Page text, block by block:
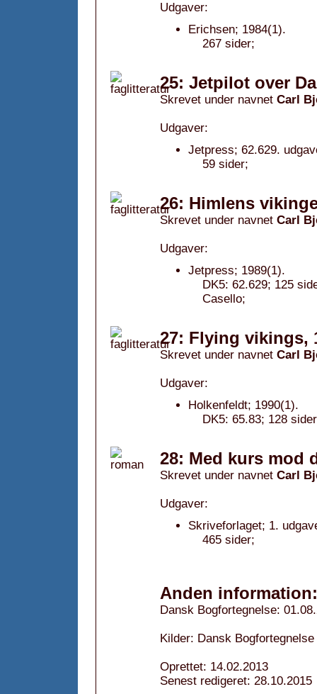
Udgaver:
Erichsen; 1984(1).
267 sider;
25: Jetpilot over
Skrevet under navnet Carl
Udgaver:
Jetpress; 62.629.
59 sider;
26: Himlens
Skrevet under navnet Carl
Udgaver:
Jetpress; 1989(1).
DK5: 62.629; 125
Casello;
27: Flying vikings,
Skrevet under navnet Carl
Udgaver:
Holkenfeldt; 1990(1).
DK5: 65.83; 128
28: Med kurs mod
Skrevet under navnet Carl
Udgaver:
Skriveforlaget; 1.
465 sider;
Anden information:
Dansk Bogfortegnelse:
Kilder: Dansk Bogfortegnelse
Oprettet: 14.02.2013
Senest redigeret: 28.10.2015